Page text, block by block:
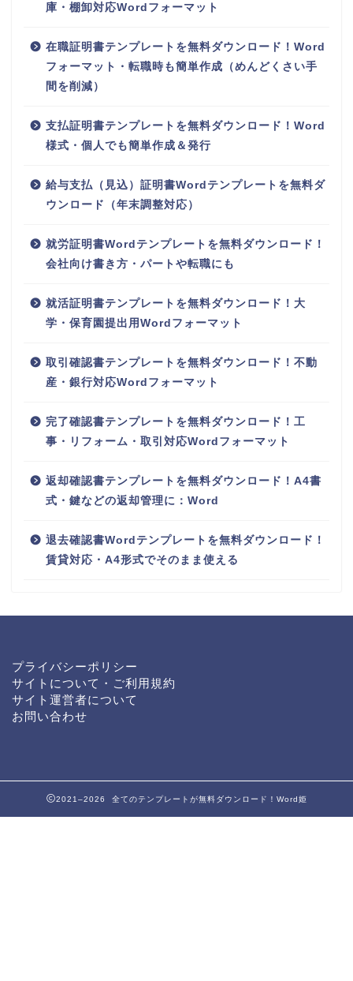
庫・棚卸対応Wordフォーマット
在職証明書テンプレートを無料ダウンロード！Word
フォーマット・転職時も簡単作成（めんどくさい手
間を削減）
支払証明書テンプレートを無料ダウンロード！Word
様式・個人でも簡単作成＆発行
給与支払（見込）証明書Wordテンプレートを無料ダ
ウンロード（年末調整対応）
就労証明書Wordテンプレートを無料ダウンロード！
会社向け書き方・パートや転職にも
就活証明書テンプレートを無料ダウンロード！大
学・保育園提出用Wordフォーマット
取引確認書テンプレートを無料ダウンロード！不動
産・銀行対応Wordフォーマット
完了確認書テンプレートを無料ダウンロード！工
事・リフォーム・取引対応Wordフォーマット
返却確認書テンプレートを無料ダウンロード！A4書
式・鍵などの返却管理に：Word
退去確認書Wordテンプレートを無料ダウンロード！
賃貸対応・A4形式でそのまま使える
プライバシーポリシー
サイトについて・ご利用規約
サイト運営者について
お問い合わせ
2021–2026 全てのテンプレートが無料ダウンロード！Word姫